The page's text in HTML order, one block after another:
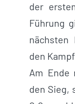
der
Führung
nächsten
den
Am
den Sieg,